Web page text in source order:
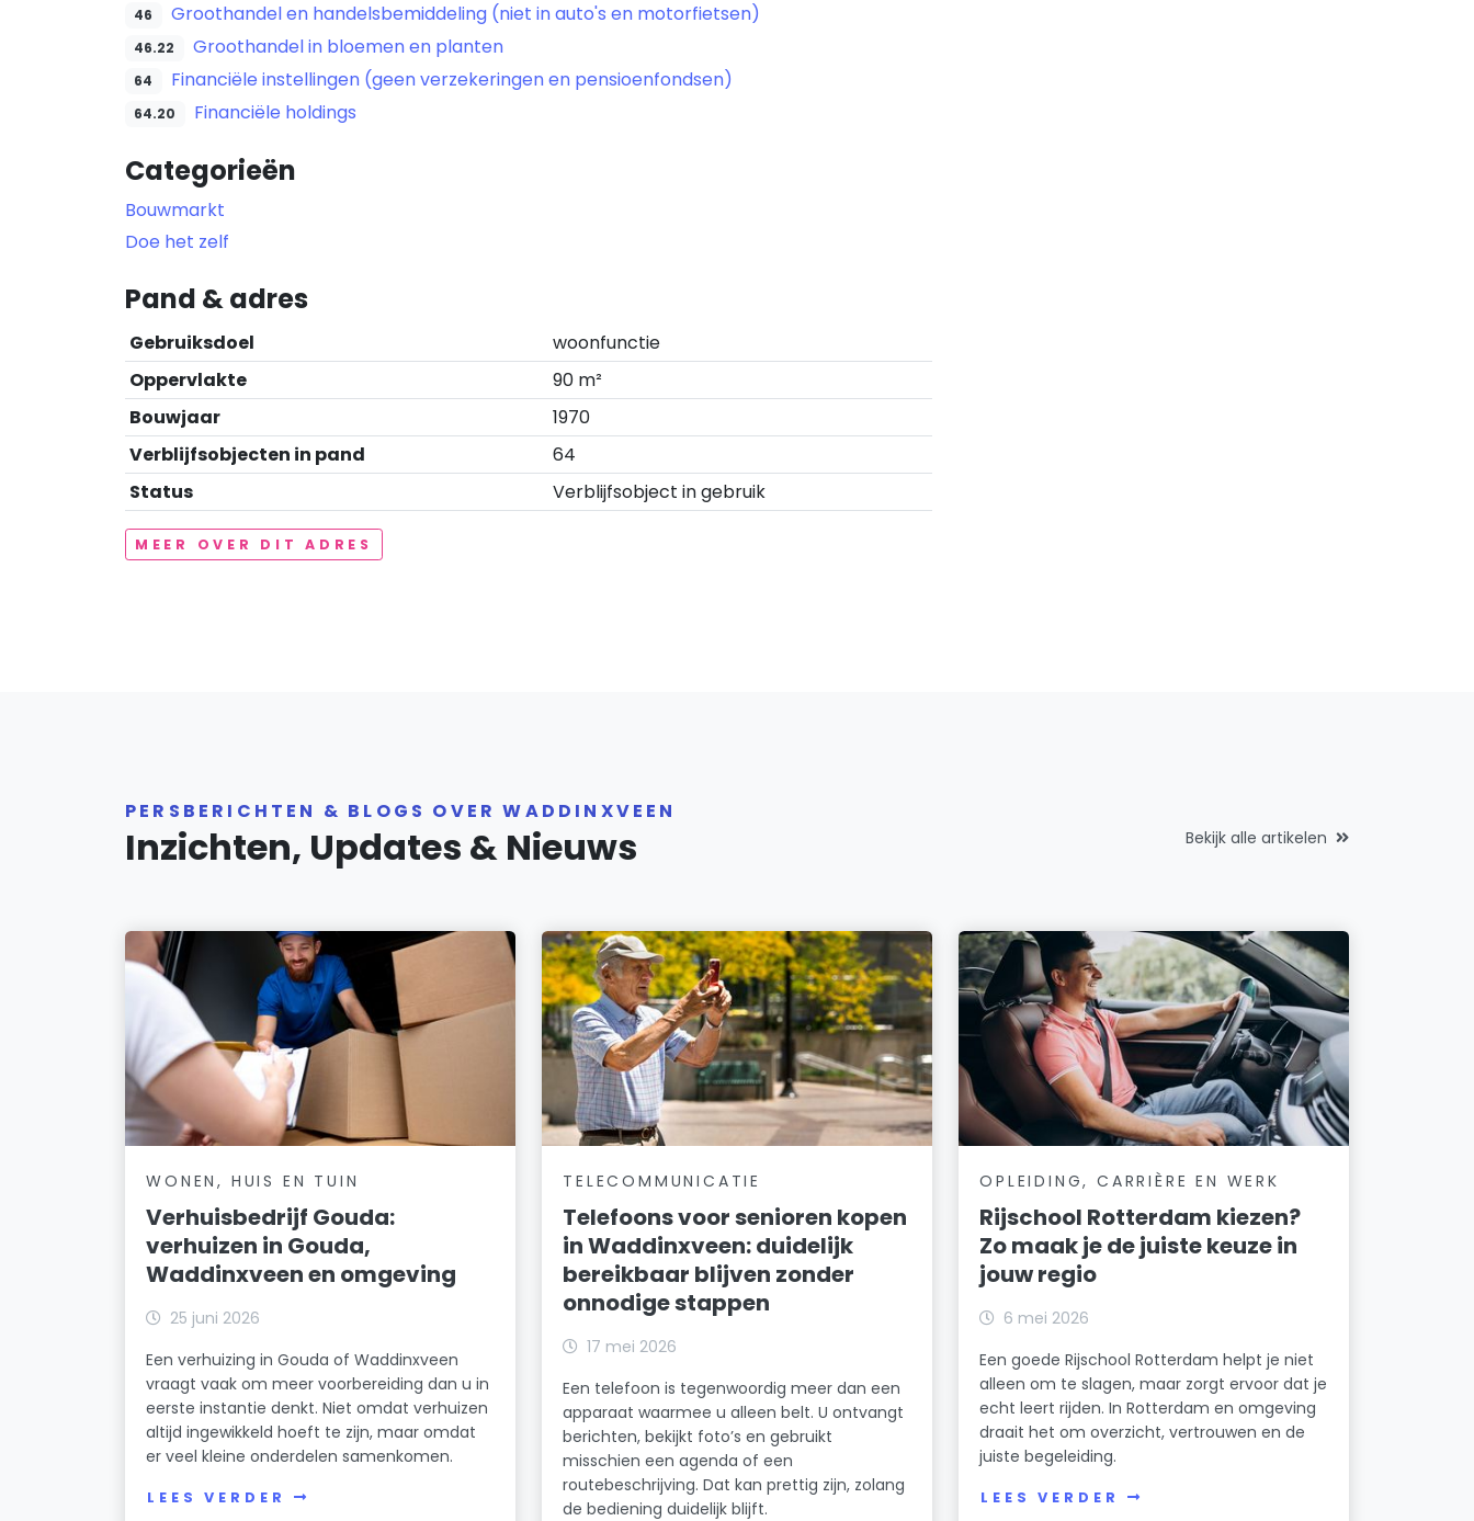
46 Groothandel en handelsbemiddeling (niet in auto's en motorfietsen)
46.22 Groothandel in bloemen en planten
64 Financiële instellingen (geen verzekeringen en pensioenfondsen)
64.20 Financiële holdings
Categorieën
Bouwmarkt
Doe het zelf
Pand & adres
Gebruiksdoel
woonfunctie
Oppervlakte
90 m²
Bouwjaar
1970
Verblijfsobjecten in pand
64
Status
Verblijfsobject in gebruik
MEER OVER DIT ADRES
PERSBERICHTEN & BLOGS OVER WADDINXVEEN
Inzichten, Updates & Nieuws Bekijk alle artikelen
WONEN, HUIS EN TUIN
Verhuisbedrijf Gouda:
verhuizen in Gouda,
Waddinxveen en omgeving
25 juni 2026
Een verhuizing in Gouda of Waddinxveen
vraagt vaak om meer voorbereiding dan u in
eerste instantie denkt. Niet omdat verhuizen
altijd ingewikkeld hoeft te zijn, maar omdat
er veel kleine onderdelen samenkomen.
LEES VERDER
TELECOMMUNICATIE
Telefoons voor senioren kopen
in Waddinxveen: duidelijk
bereikbaar blijven zonder
onnodige stappen
17 mei 2026
Een telefoon is tegenwoordig meer dan een
apparaat waarmee u alleen belt. U ontvangt
berichten, bekijkt foto’s en gebruikt
misschien een agenda of een
routebeschrijving. Dat kan prettig zijn, zolang
de bediening duidelijk blijft.
OPLEIDING, CARRIÈRE EN WERK
Rijschool Rotterdam kiezen?
Zo maak je de juiste keuze in
jouw regio
6 mei 2026
Een goede Rijschool Rotterdam helpt je niet
alleen om te slagen, maar zorgt ervoor dat je
echt leert rijden. In Rotterdam en omgeving
draait het om overzicht, vertrouwen en de
juiste begeleiding.
LEES VERDER